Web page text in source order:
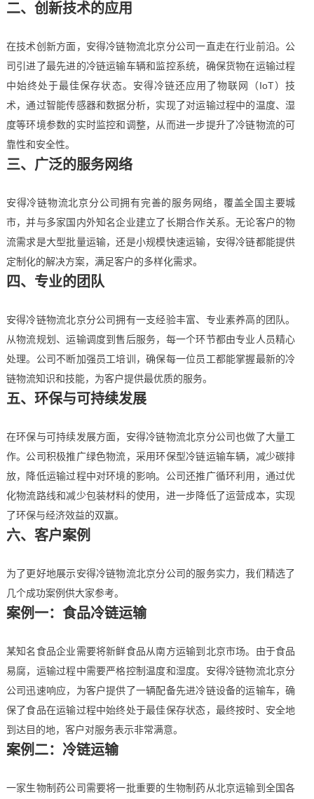
二、创新技术的应用
在技术创新方面，安得冷链物流北京分公司一直走在行业前沿。公
司引进了最先进的冷链运输车辆和监控系统，确保货物在运输过程
中始终处于最佳保存状态。安得冷链还应用了物联网（IoT）技
术，通过智能传感器和数据分析，实现了对运输过程中的温度、湿
度等环境参数的实时监控和调整，从而进一步提升了冷链物流的可
靠性和安全性。
三、广泛的服务网络
安得冷链物流北京分公司拥有完善的服务网络，覆盖全国主要城
市，并与多家国内外知名企业建立了长期合作关系。无论客户的物
流需求是大型批量运输，还是小规模快速运输，安得冷链都能提供
定制化的解决方案，满足客户的多样化需求。
四、专业的团队
安得冷链物流北京分公司拥有一支经验丰富、专业素养高的团队。
从物流规划、运输调度到售后服务，每一个环节都由专业人员精心
处理。公司不断加强员工培训，确保每一位员工都能掌握最新的冷
链物流知识和技能，为客户提供最优质的服务。
五、环保与可持续发展
在环保与可持续发展方面，安得冷链物流北京分公司也做了大量工
作。公司积极推广绿色物流，采用环保型冷链运输车辆，减少碳排
放，降低运输过程中对环境的影响。公司还推广循环利用，通过优
化物流路线和减少包装材料的使用，进一步降低了运营成本，实现
了环保与经济效益的双赢。
六、客户案例
为了更好地展示安得冷链物流北京分公司的服务实力，我们精选了
几个成功案例供大家参考。
案例一：食品冷链运输
某知名食品企业需要将新鲜食品从南方运输到北京市场。由于食品
易腐，运输过程中需要严格控制温度和湿度。安得冷链物流北京分
公司迅速响应，为客户提供了一辆配备先进冷链设备的运输车，确
保了食品在运输过程中始终处于最佳保存状态，最终按时、安全地
到达目的地，客户对服务表示非常满意。
案例二：冷链运输
一家生物制药公司需要将一批重要的生物制药从北京运输到全国各